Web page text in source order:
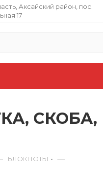
Аксайский район, пос.
17
БЛОКНОТЫ —